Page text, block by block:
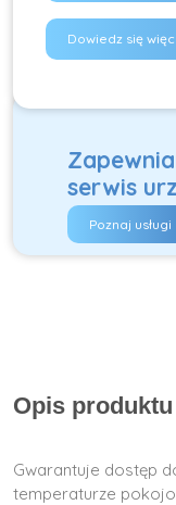
Dowiedz się
serwis
Poznaj usługi
Opis produktu
Gwarantuje dostęp
temperaturze